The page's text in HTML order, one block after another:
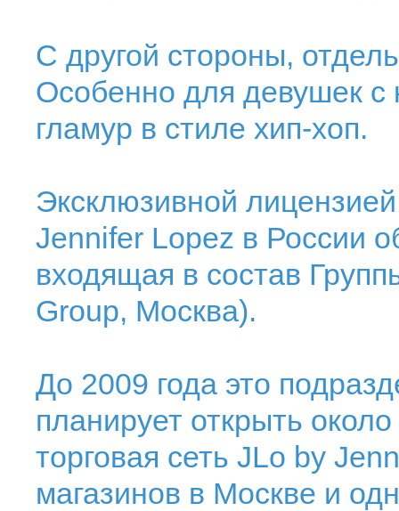
С другой стороны,
Особенно для девушек с
гламур в стиле хип-хоп.
Эксклюзивной
Jennifer Lopez в России
входящая в состав
Group, Москва).
До 2009 года это
планирует открыть
торговая сеть JLo by
магазинов в Москве и